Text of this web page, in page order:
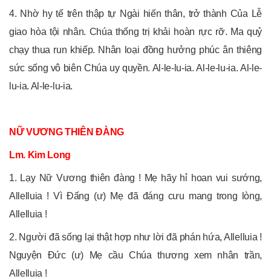
4. Nhờ hy tế trên thập tự Ngài hiến thân, trở thành Của Lễ
giao hòa tội nhân. Chúa thống trị khải hoàn rực rỡ. Ma quỷ
chạy thua run khiếp. Nhân loại đồng hưởng phúc ân thiêng
sức sống vô biên Chúa uy quyền. Al-le-lu-ia. Al-le-lu-ia. Al-le-
lu-ia. Al-le-lu-ia.
NỮ VƯƠNG THIÊN ĐÀNG
Lm. Kim Long
1. Lạy Nữ Vương thiên đàng ! Mẹ hãy hỉ hoan vui sướng,
Allelluia ! Vì Đấng (ư) Mẹ đã đáng cưu mang trong lòng,
Allelluia !
2. Người đã sống lại thật hợp như lời đã phán hứa, Allelluia !
Nguyện Đức (ư) Mẹ cầu Chúa thương xem nhân trần,
Allelluia !